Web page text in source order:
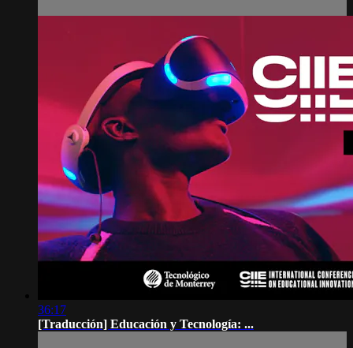
36:17
[Traducción] Educación y Tecnología: ...